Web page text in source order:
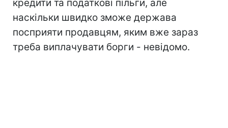
кредити та податкові пільги, але
наскільки швидко зможе держава
посприяти продавцям, яким вже зараз
треба виплачувати борги - невідомо.